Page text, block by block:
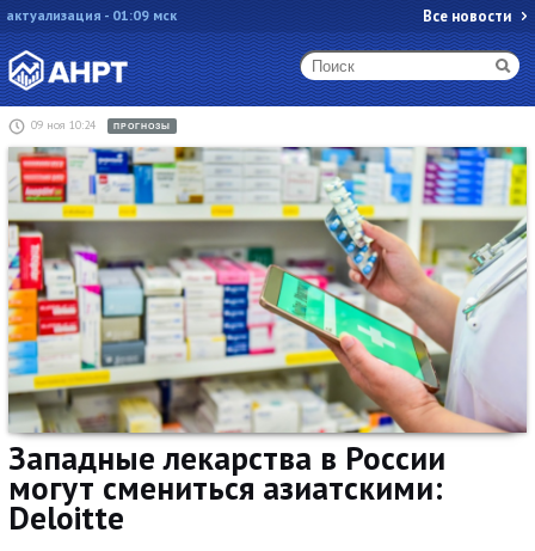
актуализация - 01:09 мск Все новости
09 ноя 10:24 ПРОГНОЗЫ
Западные лекарства в России
могут смениться азиатскими:
Deloitte